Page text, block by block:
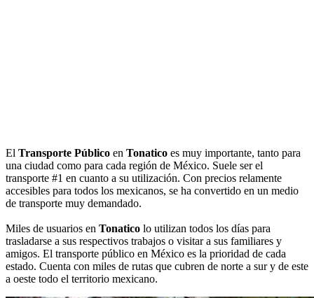
El Transporte Público en Tonatico es muy importante, tanto para
una ciudad como para cada región de México. Suele ser el
transporte #1 en cuanto a su utilización. Con precios relamente
accesibles para todos los mexicanos, se ha convertido en un medio
de transporte muy demandado.
Miles de usuarios en Tonatico lo utilizan todos los días para
trasladarse a sus respectivos trabajos o visitar a sus familiares y
amigos. El transporte público en México es la prioridad de cada
estado. Cuenta con miles de rutas que cubren de norte a sur y de este
a oeste todo el territorio mexicano.